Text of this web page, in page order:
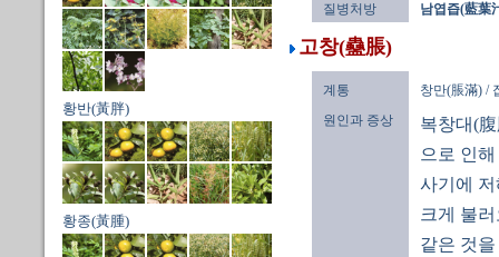
황반(黃胖)
황종(黃腫)
질병처방 남엽즙(藍葉
고창(蠱脹)
계통
창만(脹滿) /
원인과 증상
복창대(
으로 인
사기에
크게 불
같은 것